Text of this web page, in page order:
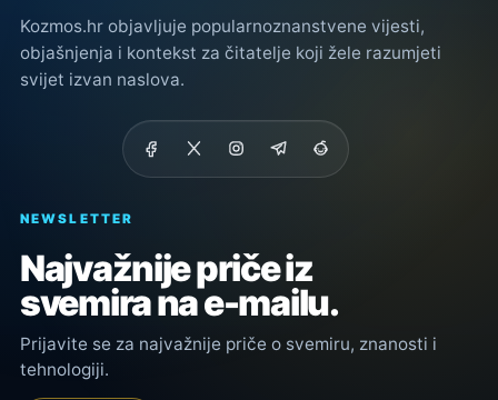
Kozmos.hr objavljuje popularnoznanstvene vijesti,
objašnjenja i kontekst za čitatelje koji žele razumjeti
svijet izvan naslova.
NEWSLETTER
Najvažnije priče iz
svemira na e-mailu.
Prijavite se za najvažnije priče o svemiru, znanosti i
tehnologiji.